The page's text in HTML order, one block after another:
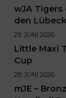
wJA Tigers
den
2026
29. JUNI 2026
Little Maxi
Cup
28. JUNI 2026
mJE – Bronze bei den Lübecker